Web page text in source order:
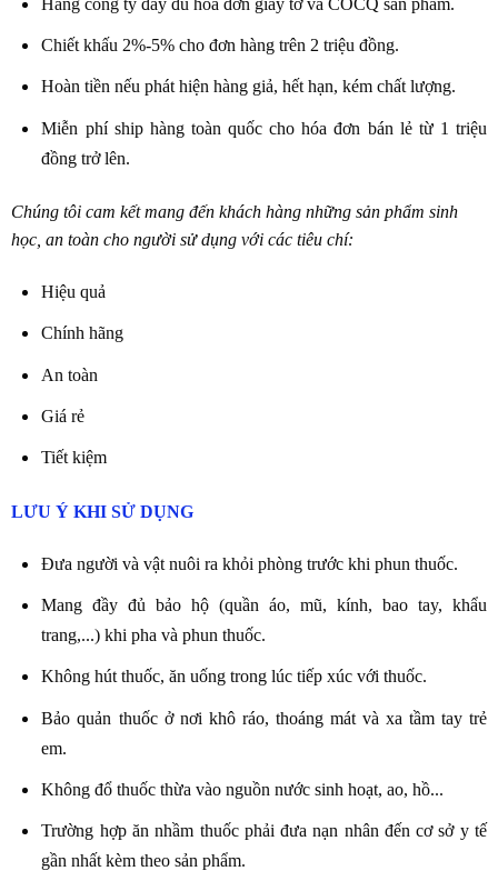
Chiết khấu 2%-5% cho đơn hàng trên 2 triệu đồng.
Hoàn tiền nếu phát hiện hàng giả, hết hạn, kém chất lượng.
Miễn phí ship hàng toàn quốc cho hóa đơn bán lẻ từ 1 triệu
đồng trở lên.
Chúng tôi cam kết mang đến khách hàng những sản phẩm sinh
học, an toàn cho người sử dụng với các tiêu chí:
Hiệu quả
Chính hãng
An toàn
Giá rẻ
Tiết kiệm
LƯU Ý KHI SỬ DỤNG
Đưa người và vật nuôi ra khỏi phòng trước khi phun thuốc.
Mang đầy đủ bảo hộ (quần áo, mũ, kính, bao tay, khẩu
trang,...) khi pha và phun thuốc.
Không hút thuốc, ăn uống trong lúc tiếp xúc với thuốc.
Bảo quản thuốc ở nơi khô ráo, thoáng mát và xa tầm tay trẻ
em.
Không đổ thuốc thừa vào nguồn nước sinh hoạt, ao, hồ...
Trường hợp ăn nhầm thuốc phải đưa nạn nhân đến cơ sở y tế
gần nhất kèm theo sản phẩm.